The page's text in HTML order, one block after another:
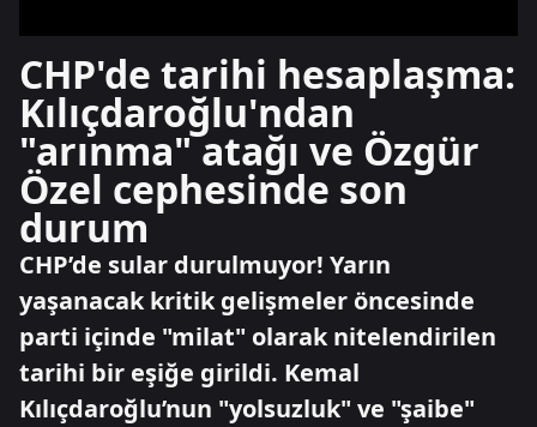
CHP'de tarihi hesaplaşma:
Kılıçdaroğlu'ndan
"arınma" atağı ve Özgür
Özel cephesinde son
durum
CHP’de sular durulmuyor! Yarın
yaşanacak kritik gelişmeler öncesinde
parti içinde "milat" olarak nitelendirilen
tarihi bir eşiğe girildi. Kemal
Kılıçdaroğlu’nun "yolsuzluk" ve "şaibe"